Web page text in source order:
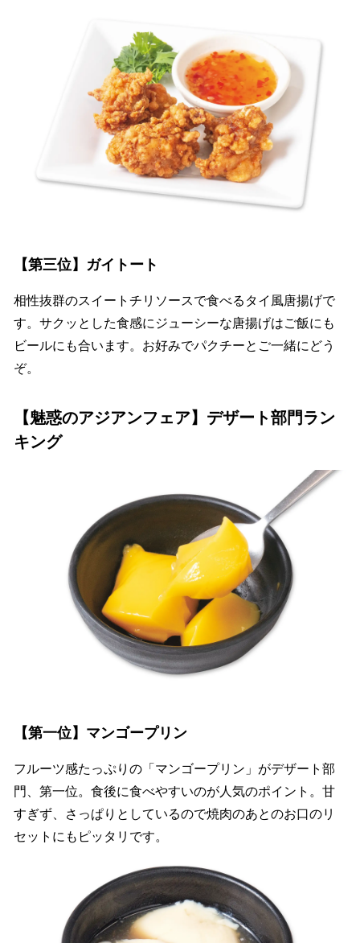
【第三位】ガイトート
相性抜群のスイートチリソースで食べるタイ風唐揚げで
す。サクッとした食感にジューシーな唐揚げはご飯にも
ビールにも合います。お好みでパクチーとご一緒にどう
ぞ。
【魅惑のアジアンフェア】デザート部門ラン
キング
【第一位】マンゴープリン
フルーツ感たっぷりの「マンゴープリン」がデザート部
門、第一位。食後に食べやすいのが人気のポイント。甘
すぎず、さっぱりとしているので焼肉のあとのお口のリ
セットにもピッタリです。